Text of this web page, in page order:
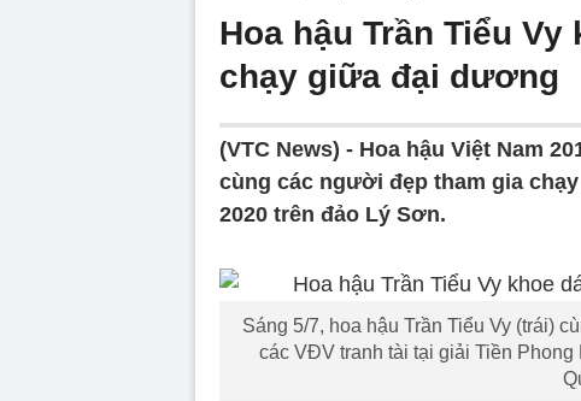
Hoa hậu Trần Tiểu
chạy giữa đại dương
(VTC News) - Hoa hậu Việt Nam
cùng các người đẹp tham gia
2020 trên đảo Lý Sơn.
Sáng 5/7, hoa hậu Trần Tiểu Vy (trái)
các VĐV tranh tài tại giải Tiền